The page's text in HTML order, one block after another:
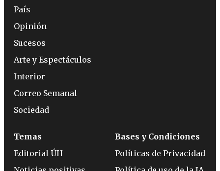
País
Opinión
Sucesos
Arte y Espectáculos
Interior
Correo Semanal
Sociedad
Temas
Editorial ÚH
Bases y Condiciones
Políticas de Privacidad